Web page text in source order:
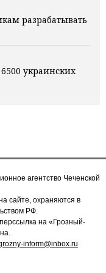
разрабатывать
украинских
агентство Чеченской
сайте, охраняются в
РФ.
на «Грозный-
inform@inbox.ru